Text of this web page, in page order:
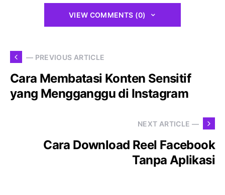
VIEW COMMENTS (0)
— PREVIOUS ARTICLE
Cara Membatasi Konten Sensitif
yang Mengganggu di Instagram
NEXT ARTICLE —
Cara Download Reel Facebook
Tanpa Aplikasi